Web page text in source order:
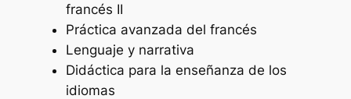
francés II
Práctica avanzada del francés
Lenguaje y narrativa
Didáctica para la enseñanza de los
idiomas